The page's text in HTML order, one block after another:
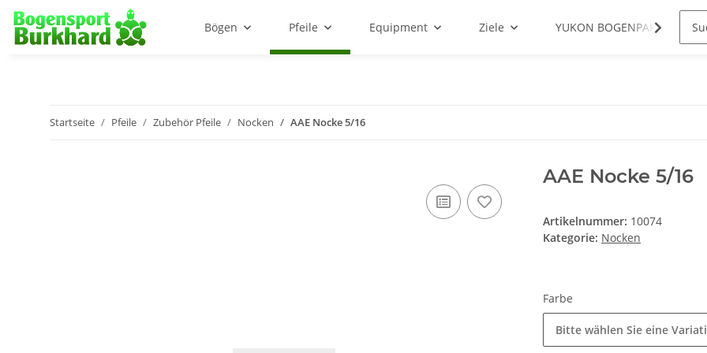
Bögen Pfeile Equipment Ziele YUKON BOGENPARCOURS
Startseite Pfeile Zubehör Pfeile Nocken AAE Nocke 5/16
AAE Nocke 5/16
Artikelnummer: 10074
Kategorie: Nocken
Farbe
Bitte wählen Sie eine